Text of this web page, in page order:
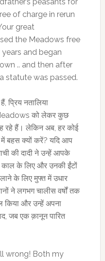
of charge in rerun
great
the Meadows free
and began
.. and then after
statute was passed.
प्रिय नतालिया
को लेकर कुछ
हैं। लेकिन अब, हर कोई
बहस क्यों करें? यदि आप
की दादी ने उन्हें आपके
काल के लिए और उनकी ईंटों
के लिए मुफ्त में उधार
ने लगभग चालीस वर्षों तक
किया और उन्हें अपना
जब एक क़ानून पारित
wrong! Both my